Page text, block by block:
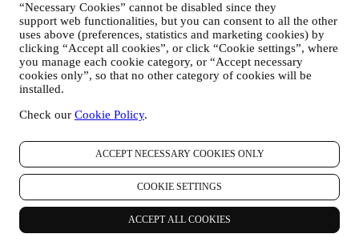
“Necessary Cookies” cannot be disabled since they
support web functionalities, but you can consent to all the other
uses above (preferences, statistics and marketing cookies) by
clicking “Accept all cookies”, or click “Cookie settings”, where
you manage each cookie category, or “Accept necessary
cookies only”, so that no other category of cookies will be
installed.
Check our Cookie Policy.
ACCEPT NECESSARY COOKIES ONLY
COOKIE SETTINGS
ACCEPT ALL COOKIES
mieux cerner vos centres d’intérêt. Ceci nous permettra de
personnaliser nos communications afin de les rendre plus
pertinentes et intéressantes. Il n’y aura aucun autre effet. Nous
collectons aussi des données statistiques concernant
l’ouverture des e-mails et les clics, utilisant à cet effet des
technologies industrielles standard pour nous aider dans le
sur votre consentement à recevoir nos communications de
exercé lors de la collecte des informations personnelles, en
cochant la case appropriée.
Désabonnement :
Vous pouvez cesser de recevoir nos communications
marketing à tout moment, gratuitement, en utilisant les
méthodes indiquées dans chaque communication (par
exemple, pour vous désinscrire de la newsletter, vous pouvez